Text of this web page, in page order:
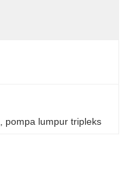
pompa lumpur tripleks